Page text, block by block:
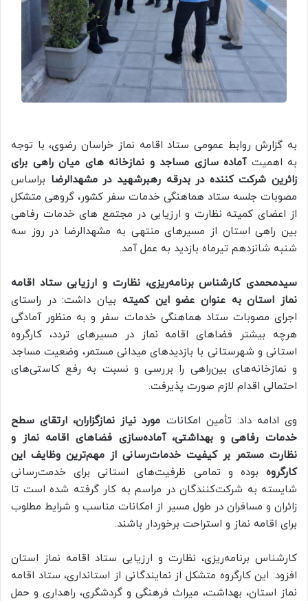
به گزارش روابط عمومی ستاد اقامه نماز خراسان رضوی، با توجه
به اهمیتآماده سازی مساجد و نمازخانه های میان راهی برای
زائرین شرکت کننده در بدرقه رهبرشهید در مشهدالرضا براساس
مصوبات جلسه ستاد هماهنگی خدمات سفر کشور، گروهی متشکل
از اعضای کمیته نظارت و ارزیابی در مجتمع های خدمات رفاهی
بین راهی استان از مسیرهای منتهی به مشهدالرضا در روز سه
شنبه شانزدهم تیرماه بازدید به عمل آمد.
سیدمحمدی کارشناس برنامه‌ریزی، نظارت و ارزیابی ستاد اقامه
نماز استان به عنوان عضو این کمیته بیان داشت: در راستای
اجرای مصوبات ستاد هماهنگی خدمات سفر و به منظور آمادگی
هرچه بیشتر فضاهای اقامه نماز در مسیرهای تردد، کارگروه
استانی و شهرستانی با بازدیدهای میدانی مستمر، وضعیت مساجد
و نمازخانه‌های بین‌راهی را بررسی و نسبت به رفع کاستی‌های
احتمالی اقدام لازم صورت پذیرفت.
وی ادامه داد: تأمین امکانات مورد نیاز نمازگزاران، ارتقای سطح
خدمات رفاهی و بهداشتی، آماده‌سازی فضاهای اقامه نماز و
نظارت مستمر بر کیفیت خدمات‌رسانی از مهم‌ترین وظایف این
کارگروه بوده و تمامی ظرفیت‌های استانی برای خدمت‌رسانی
شایسته به شرکت‌کنندگان در مراسم به کار گرفته شده است تا
زائران و مسافران در طول مسیر از امکانات مناسب و شرایط مطلوب
برای اقامه نماز و استراحت برخوردار باشند.
کارشناس برنامه‌ریزی، نظارت و ارزیابی ستاد اقامه نماز استان
افزود: این کارگروه متشکل از نمایندگانی از استانداری، ستاد اقامه
نماز استان، بهداشت، میراث فرهنگی و گردشگری، راهداری و حمل